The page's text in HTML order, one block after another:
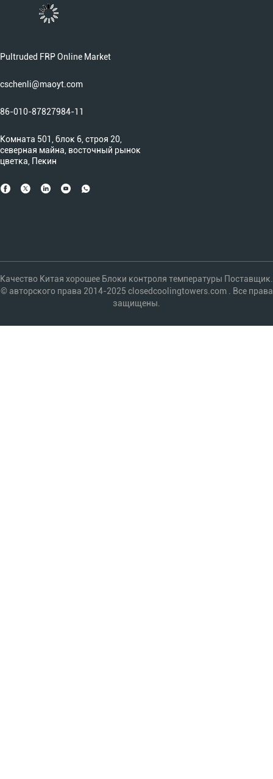
Pultruded FRP Online Market
cschenli@maoyt.com
86-010-87827984-11
Комната 501, блок 6, строя 20,
северная майна, восточный рынок
цветка, Пекин
Качество Китая хорошее Блоки контроля температуры Поставщик.
© авторского права 2014-2025 closedcoolingtowers.com . Все права
защищены.